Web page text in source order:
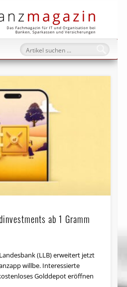
ab 1 Gramm
(LLB) erweitert jetzt
willbe. Interessierte
Golddepot eröffnen